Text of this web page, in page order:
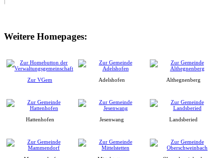
Weitere Homepages:
Zur VGem Adelshofen Althegnenberg
Hattenhofen Jesenwang Landsberied